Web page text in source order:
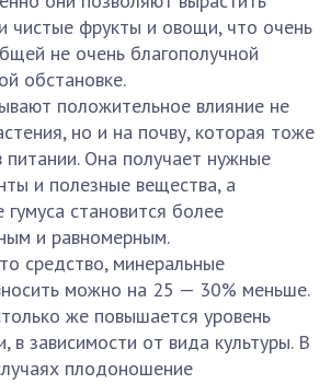
чистые фрукты и овощи, что очень
не очень благополучной
обстановке.
положительное влияние не
но и на почву, которая тоже
питании. Она получает нужные
и полезные вещества, а
гумуса становится более
и равномерным.
средство, минеральные
можно на 25 — 30% меньше.
же повышается уровень
в зависимости от вида культуры. В
плодоношение